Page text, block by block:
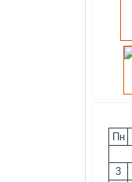
Пн
3